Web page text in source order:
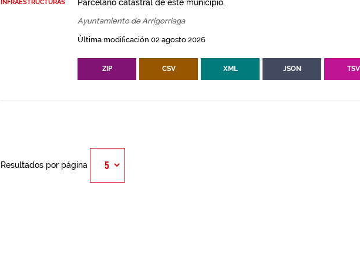
INFRAESTRUCTURAS
Parcelario catastral de este municipio.
Ayuntamiento de Arrigorriaga
Última modificación 02 agosto 2026
ZIP CSV XML JSON TSV
Resultados por página